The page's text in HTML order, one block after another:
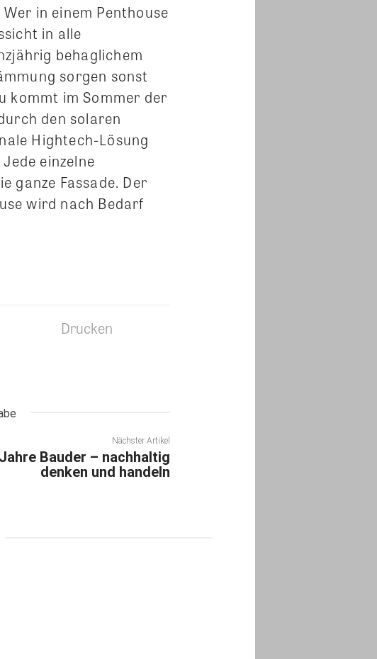
in einem Penthouse
in alle
behaglichem
sorgen sonst
kommt im Sommer der
den solaren
Hightech-Lösung
einzelne
ganze Fassade. Der
wird nach Bedarf
Drucken
Nächster Artikel
Bauder – nachhaltig
denken und handeln